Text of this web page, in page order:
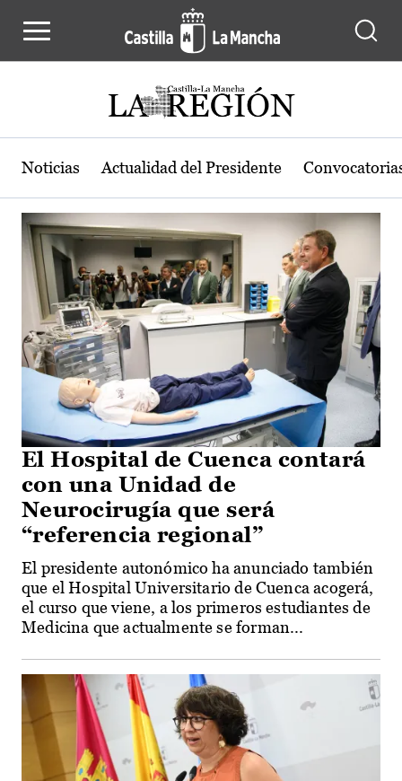
Actualidad de la región de Castilla-
Noticias Actualidad del Presidente
El Hospital de Cuenca contará
con una Unidad de
Neurocirugía que será
“referencia regional”
El presidente autonómico ha anunciado también
que el Hospital Universitario de Cuenca acogerá,
el curso que viene, a los primeros estudiantes de
Medicina que actualmente se forman...